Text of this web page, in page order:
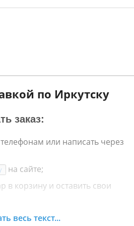
по Иркутску
заказ:
или написать через
на сайте;
в корзину и оставить свои
с Вами в течение 30
весь текст...